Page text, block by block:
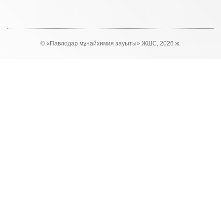
© «Павлодар мұнайхимия зауыты» ЖШС, 2026 ж.